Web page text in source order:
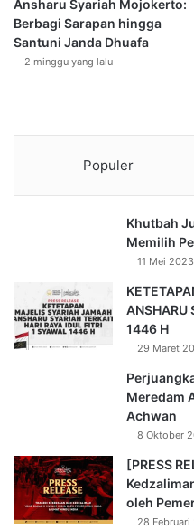
“Allah akan meninggikan
di antara kamu dan orang-
derajat.” (QS. Al-Mujādilah:
Namun ilmu tanpa iman
berbicara tapi enggan
mereka lupa kepada diri
19).
Pendidikan hanya akan
“Sesungguhnya aku diutus
yang mulia.” (HR. Malik).
Ansharu Syariah Mojokerto:
Berbagi Sarapan hingga
Santuni Janda Dhuafa
2 minggu yang lalu
Populer
Khutbah
Memilih
11 Mei 2023
ANSHARU
1446 H
29 Maret
Meredam
Achwan
8 Oktober
[PRESS
oleh
28